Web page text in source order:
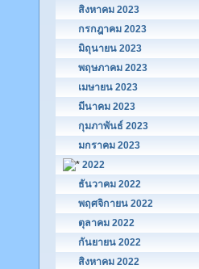
สิงหาคม 2023
กรกฎาคม 2023
มิถุนายน 2023
พฤษภาคม 2023
เมษายน 2023
มีนาคม 2023
กุมภาพันธ์ 2023
มกราคม 2023
2022
ธันวาคม 2022
พฤศจิกายน 2022
ตุลาคม 2022
กันยายน 2022
สิงหาคม 2022